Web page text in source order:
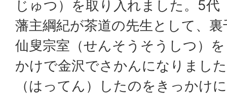
じゅつ）を取り入れました。5代
藩主綱紀が茶道の先生として、
仙叟宗室（せんそうそうしつ）
かけで金沢でさかんになりまし
（はってん）したのをきっかけ